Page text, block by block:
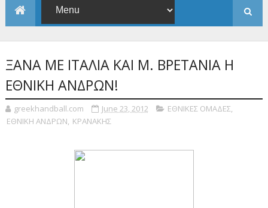
ΞΑΝΑ ΜΕ ΙΤΑΛΙΑ ΚΑΙ Μ. ΒΡΕΤΑΝΙΑ Η
ΕΘΝΙΚΗ ΑΝΔΡΩΝ!
greekhandball.com June 23, 2012 ΕΘΝΙΚΕΣ ΟΜΑΔΕΣ,
ΕΘΝΙΚΗ ΑΝΔΡΩΝ, ΚΡΑΝΑΚΗΣ